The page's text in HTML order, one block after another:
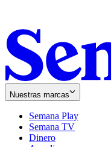
Nuestras marcas
Semana Play
Semana TV
Dinero